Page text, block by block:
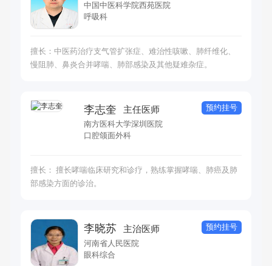
中国中医科学院西苑医院
呼吸科
擅长：中医药治疗支气管扩张症、难治性咳嗽、肺纤维化、
慢阻肺、鼻炎合并哮喘、肺部感染及其他疑难杂症。
李志奎 主任医师
南方医科大学深圳医院
口腔颌面外科
预约挂号
擅长： 擅长哮喘临床研究和诊疗，熟练掌握哮喘、肺癌及肺
部感染方面的诊治。
李晓苏 主治医师
河南省人民医院
眼科综合
预约挂号